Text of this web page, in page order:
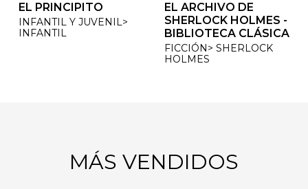
EL PRINCIPITO
INFANTIL Y JUVENIL>
INFANTIL
EL ARCHIVO DE
SHERLOCK HOLMES -
BIBLIOTECA CLÁSICA
FICCIÓN> SHERLOCK
HOLMES
EL ARCHIVO DE
SHERLOCK HOLMES -
BIBLIOTECA CLÁSICA
FICCIÓN> SHERLOCK
HOLMES
MÁS VENDIDOS